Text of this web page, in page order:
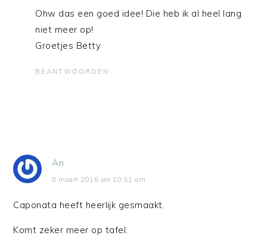
Ohw das een goed idee! Die heb ik al heel lang
niet meer op!
Groetjes Betty
BEANTWOORDEN
An
8 maart 2016 om 10:51 am
Caponata heeft heerlijk gesmaakt.
Komt zeker meer op tafel.